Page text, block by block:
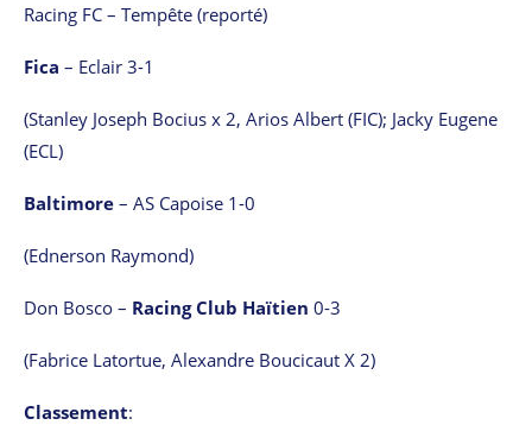
Racing FC – Tempête (reporté)
Fica – Eclair 3-1
(Stanley Joseph Bocius x 2, Arios Albert (FIC); Jacky Eugene
(ECL)
Baltimore – AS Capoise 1-0
(Ednerson Raymond)
Don Bosco – Racing Club Haïtien 0-3
(Fabrice Latortue, Alexandre Boucicaut X 2)
Classement: